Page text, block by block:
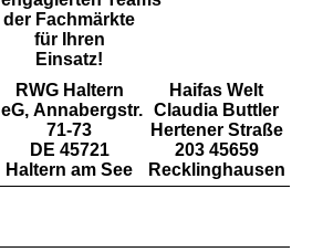
der Fachmärkte
für Ihren
Einsatz!
RWG Haltern
eG, Annabergstr.
71-73
DE 45721
Haltern am See
Haifas Welt
Claudia Buttler
Hertener Straße
203 45659
Recklinghausen